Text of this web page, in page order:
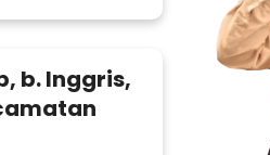
b. Inggris,